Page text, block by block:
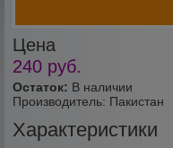
Остаток: В наличии
Производитель: Пакистан
Характеристики
Цена
240 руб.